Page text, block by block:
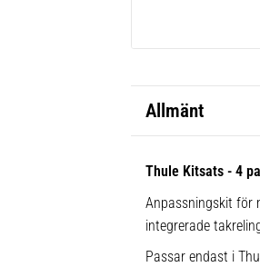
Allmänt
Thule Kitsats - 4
Anpassningskit för
integrerade
Passar endast i